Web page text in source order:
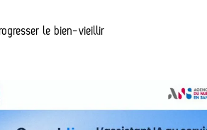
le bien-vieillir